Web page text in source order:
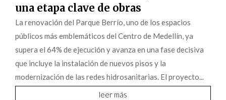
una etapa clave de obras
La renovación del Parque Berrío, uno de los espacios
públicos más emblemáticos del Centro de Medellín, ya
supera el 64% de ejecución y avanza en una fase decisiva
que incluye la instalación de nuevos pisos y la
modernización de las redes hidrosanitarias. El proyecto...
leer más